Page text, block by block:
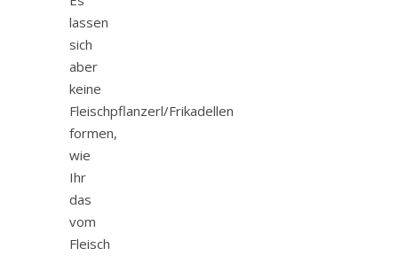
lassen
sich
aber
keine
Fleischpflanzerl/Frikadellen
formen,
wie
Ihr
das
vom
Fleisch